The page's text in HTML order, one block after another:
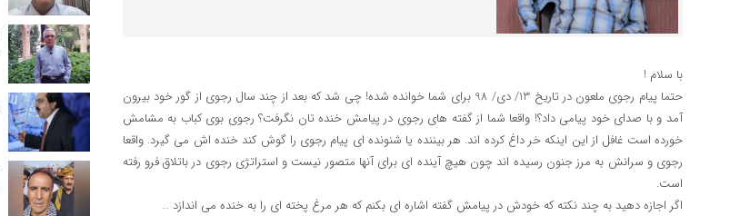
با سلام !
حتما پیام رجوی ملعون در تاریخ 13/ دی/ 98 برای شما خوانده شده! چی شد که بعد از چند سال رجوی از گور خود بیرون
آمد و با صدای خود پیامی داد؟! واقعا شما از گفته های رجوی در پیامش خنده تان نگرفت؟ رجوی بوی کباب به مشامش
خورده است غافل از این اینکه خر داغ کرده اند. هر بیننده یا شنونده ای پیام رجوی را گوش کند خنده اش می گیرد. واقعا
رجوی و سرانش به مرز جنون رسیده اند چون هیچ آینده ای برای آنها متصور نیست و استراتژی رجوی در باتلاق فرو رفته
است.
اگر اجازه دهید به چند نکته که خودش در پیامش گفته اشاره ای بکنم که هر مرغ پخته ای را به خنده می اندازد …